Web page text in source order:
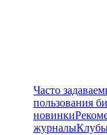
Часто
пользования
новинки
журналы